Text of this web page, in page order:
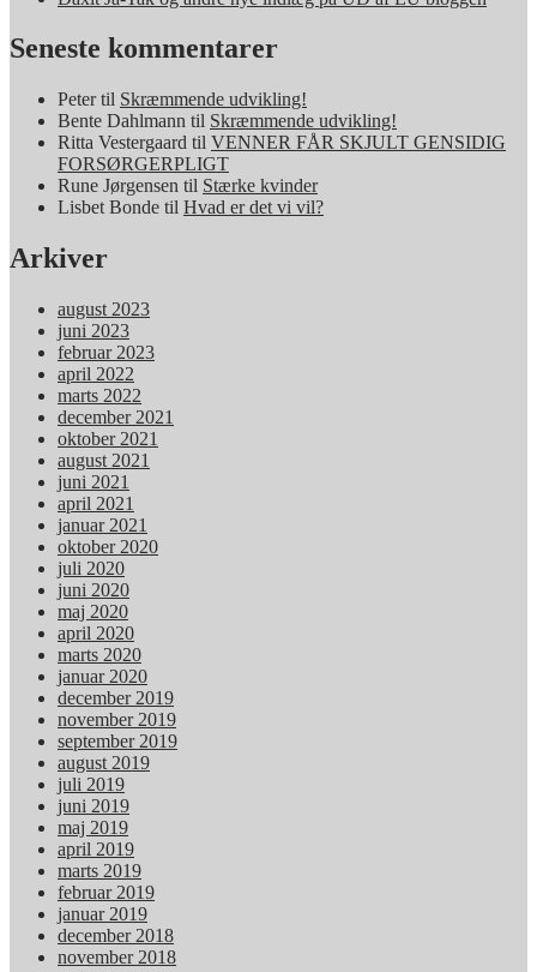
Seneste kommentarer
Petertil Skræmmende udvikling!
Bente Dahlmann til Skræmmende udvikling!
Ritta Vestergaard til VENNER FÅR SKJULT GENSIDIG
FORSØRGERPLIGT
Rune Jørgensen til Stærke kvinder
Lisbet Bonde til Hvad er det vi vil?
Arkiver
august 2023
juni 2023
februar 2023
april 2022
marts 2022
december 2021
oktober 2021
august 2021
juni 2021
april 2021
januar 2021
oktober 2020
juli 2020
juni 2020
maj 2020
april 2020
marts 2020
januar 2020
december 2019
november 2019
september 2019
august 2019
juli 2019
juni 2019
maj 2019
april 2019
marts 2019
februar 2019
januar 2019
december 2018
november 2018